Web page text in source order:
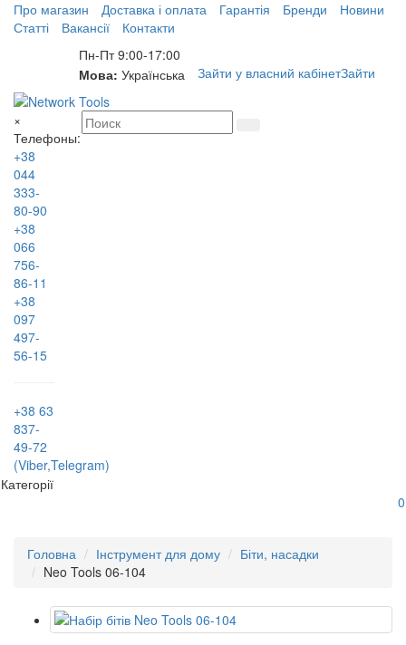
Про магазин Доставка і оплата Гарантія Бренди
Новини
Статті
Вакансії
Контакти
Пн-Пт 9:00-17:00
Мова: Українська Зайти у власний кабінетЗайти
×
Телефоны:
+38
044
333-
80-90
+38
066
756-
86-11
+38
097
497-
56-15
+38 63
837-
49-72
(Viber,Telegram)
Категорії
0
Головна Інструмент для дому
Біти, насадки
Neo Tools 06-104